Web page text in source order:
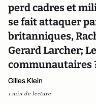
perd cadres et
se fait attaquer
britanniques,
Gerard Larcher;
communautaires
Gilles Klein
1 min de lecture